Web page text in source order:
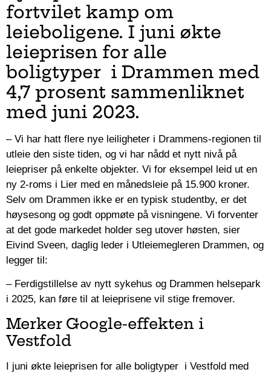
fortvilet kamp om
leieboligene. I juni økte
leieprisen for alle
boligtyper i Drammen med
4,7 prosent sammenliknet
med juni 2023.
– Vi har hatt flere nye leiligheter i Drammens-regionen til
utleie den siste tiden, og vi har nådd et nytt nivå på
leiepriser på enkelte objekter. Vi for eksempel leid ut en
ny 2-roms i Lier med en månedsleie på 15.900 kroner.
Selv om Drammen ikke er en typisk studentby, er det
høysesong og godt oppmøte på visningene. Vi forventer
at det gode markedet holder seg utover høsten, sier
Eivind Sveen, daglig leder i Utleiemegleren Drammen, og
legger til:
– Ferdigstillelse av nytt sykehus og Drammen helsepark
i 2025, kan føre til at leieprisene vil stige fremover.
Merker Google-effekten i
Vestfold
I juni økte leieprisen for alle boligtyper i Vestfold med